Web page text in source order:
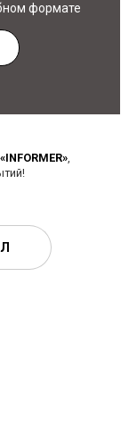
формате
«INFORMER»,